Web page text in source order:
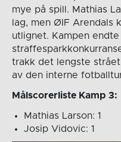
mye på spill. Mathias
lag, men ØIF Arendals
utlignet. Kampen endte
trakk det lengste
av den interne
Målscorerliste Kamp 3:
Mathias Larson: 1
Josip Vidovic: 1